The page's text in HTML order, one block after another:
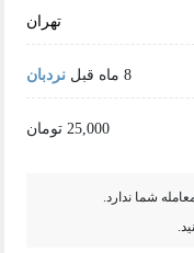
تهران
8 ماه قبل نردبان
25,000 تومان
شما ندارد.